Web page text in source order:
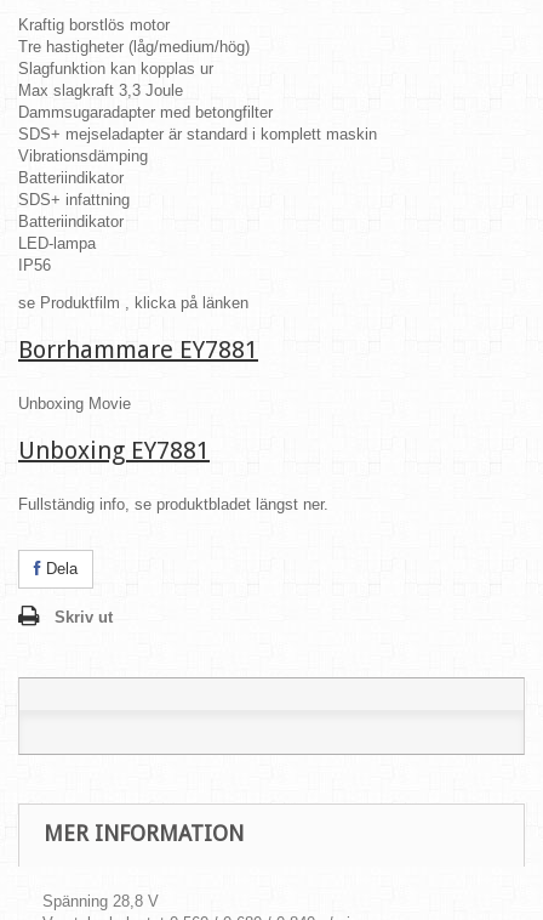
Kraftig borstlös motor
Tre hastigheter (låg/medium/hög)
Slagfunktion kan kopplas ur
Max slagkraft 3,3 Joule
Dammsugaradapter med betongfilter
SDS+ mejseladapter är standard i komplett maskin
Vibrationsdämping
Batteriindikator
SDS+ infattning
Batteriindikator
LED-lampa
IP56
se Produktfilm , klicka på länken
Borrhammare EY7881
Unboxing Movie
Unboxing EY7881
Fullständig info, se produktbladet längst ner.
Dela
Skriv ut
MER INFORMATION
Spänning 28,8 V